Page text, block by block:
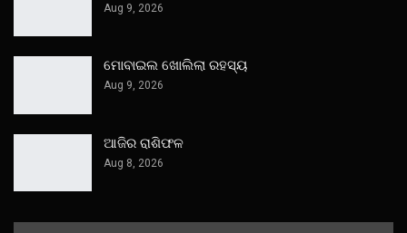
Aug 9, 2026
ମୋବାଇଲ ଖୋଲିଲା ରହସ୍ୟ
Aug 9, 2026
ଆଜିର ରାଶିଫଳ
Aug 8, 2026